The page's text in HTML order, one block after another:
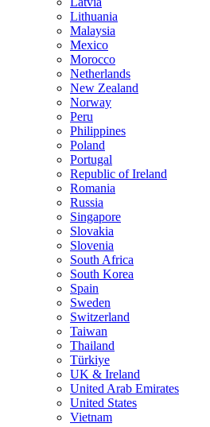
Lithuania
Malaysia
Mexico
Morocco
Netherlands
New Zealand
Norway
Peru
Philippines
Poland
Portugal
Republic of Ireland
Romania
Russia
Singapore
Slovakia
Slovenia
South Africa
South Korea
Spain
Sweden
Switzerland
Taiwan
Thailand
Türkiye
UK & Ireland
United Arab Emirates
United States
Vietnam